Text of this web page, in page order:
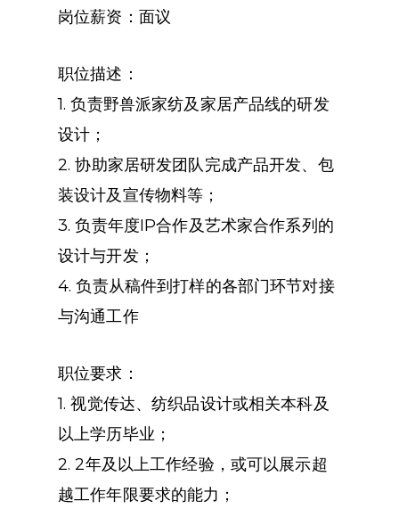
岗位薪资：面议
职位描述：
1. 负责野兽派家纺及家居产品线的研发
设计；
2. 协助家居研发团队完成产品开发、包
装设计及宣传物料等；
3. 负责年度IP合作及艺术家合作系列的
设计与开发；
4. 负责从稿件到打样的各部门环节对接
与沟通工作
职位要求：
1. 视觉传达、纺织品设计或相关本科及
以上学历毕业；
2. 2年及以上工作经验，或可以展示超
越工作年限要求的能力；